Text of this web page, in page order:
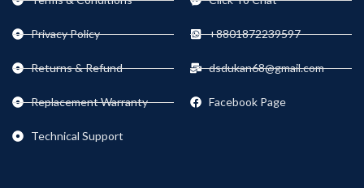
Privacy Policy
Returns & Refund
Replacement Warranty
Technical Support
+8801872239597
dsdukan68@gmail.com
Facebook Page